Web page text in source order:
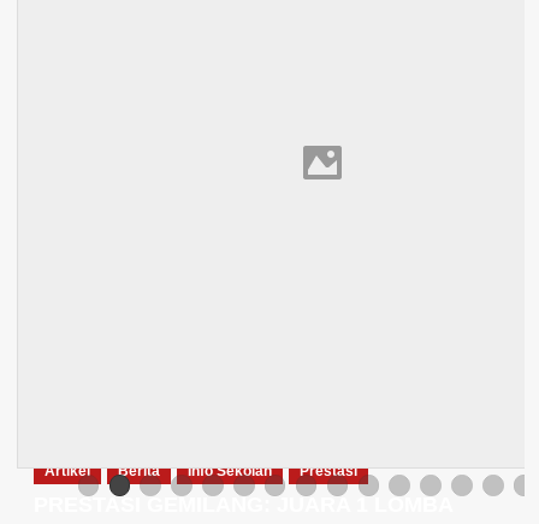
Artikel Berita Info Sekolah Prestasi
PRESTASI GEMILANG: JUARA 1 LOMBA